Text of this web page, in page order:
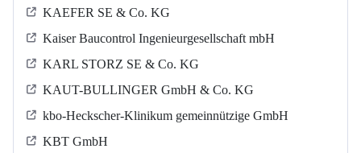
KAEFER SE & Co. KG
Kaiser Baucontrol Ingenieurgesellschaft mbH
KARL STORZ SE & Co. KG
KAUT-BULLINGER GmbH & Co. KG
kbo-Heckscher-Klinikum gemeinnützige GmbH
KBT GmbH